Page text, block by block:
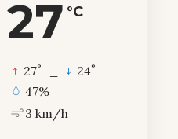
27 °C
27° 24°
47%
3 km/h